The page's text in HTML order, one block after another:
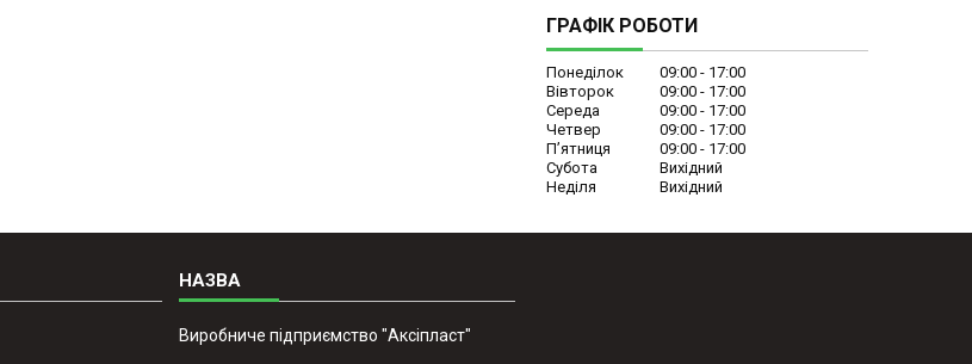
ГРАФІК РОБОТИ
Понеділок 09:00
17:00
Вівторок
09:00
17:00
Середа
09:00
17:00
Четвер
09:00
17:00
Пʼятниця
09:00
17:00
Субота
Вихідний
Неділя
Вихідний
Виробниче підприємство "Аксіпласт"